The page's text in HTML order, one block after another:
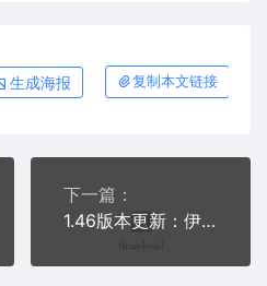
生成海报 复制本文链接
下一篇：
1.46版本更新：伊比利亚 - 新的西班牙语标志